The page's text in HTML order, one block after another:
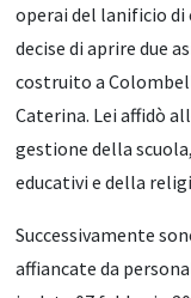
operai del lanificio
decise di aprire due
costruito a
Caterina. Lei affidò
gestione della
educativi e della
Successivamente
affiancate da